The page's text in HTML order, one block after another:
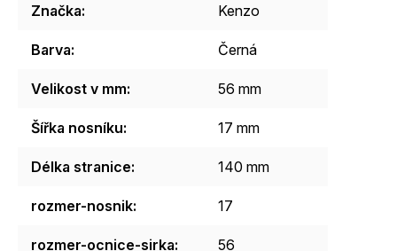
Značka: Kenzo
Barva: Černá
Velikost v mm: 56 mm
Šířka nosníku: 17 mm
Délka stranice: 140 mm
rozmer-nosnik: 17
rozmer-ocnice-sirka: 56